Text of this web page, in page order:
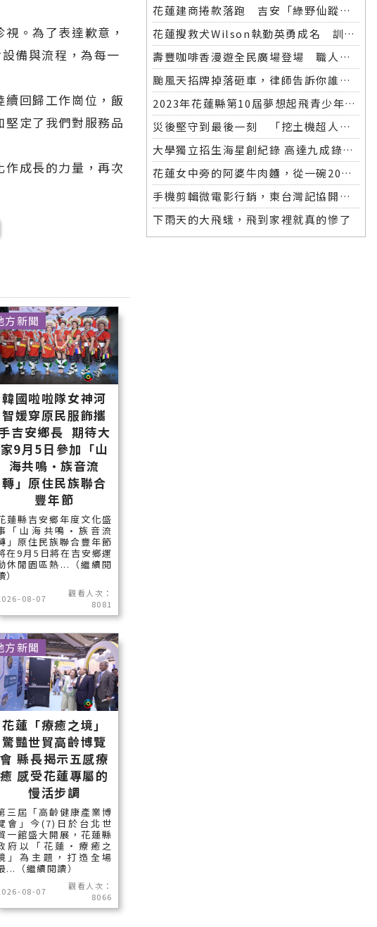
。為了表達歉意，
備與流程，為每一
回歸工作崗位，飯
定了我們對服務品
成長的力量，再次
韓國啦啦隊女神河
智媛穿原民服飾攜
吉安鄉長 期待大
家9月5日參加「山
海共鳴•族音流
轉」原住民族聯合
豐年節
蓮縣吉安鄉年度文化盛
「山海共鳴•族音流
」原住民族聯合豐年節
在9月5日將在吉安鄉運
休閒園區熱...（繼續閱
）
08-07
觀看人次：
8081
方新聞
花蓮「療癒之境」
驚豔世貿高齡博覽
會 縣長揭示五感療
癒 感受花蓮專屬的
慢活步調
三屆「高齡健康產業博
會」今(7)日於台北世
一館盛大開展，花蓮縣
府以「花蓮‧療癒之
」為主題，打造全場
...（繼續閱讀）
08-07
觀看人次：
8066
方新聞
花蓮建商捲款落跑 吉安「綠野仙蹤」整棟2.6億將法拍
花蓮搜救犬Wilson執勤英勇成名 訓練意外墜落離世 消防局將為其立碑追思
壽豐咖啡香漫遊全民廣場登場 職人市集手作體驗品味慢活氛圍
颱風天招牌掉落砸車，律師告訴你誰該賠償
2023年花蓮縣第10屆夢想起飛青少年發明展 自強國中拿下第一名與第二名
災後堅守到最後一刻 「挖土機超人」因感染離世
大學獨立招生海星創紀錄 高達九成錄取國立大學 東華大學錄取21人 歷年最多
花蓮女中旁的阿婆牛肉麵，從一碗20元的牛肉湯開始到40年不變的人情味
手機剪輯微電影行銷，東台灣記協開班授課獲好評
下雨天的大飛蛾，飛到家裡就真的慘了